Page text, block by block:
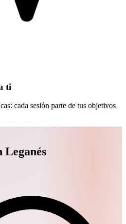
ti
cada sesión parte de tus objetivos
Leganés